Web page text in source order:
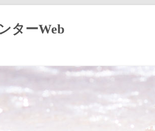
ターWeb